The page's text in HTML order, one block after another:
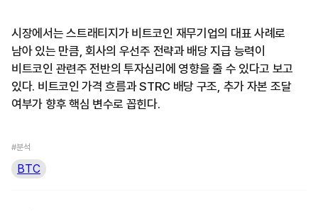
시장에서는 스트래티지가 비트코인 재무기업의 대표 사례로
남아 있는 만큼, 회사의 우선주 전략과 배당 지급 능력이
비트코인 관련주 전반의 투자심리에 영향을 줄 수 있다고 보고
있다. 비트코인 가격 흐름과 STRC 배당 구조, 추가 자본 조달
여부가 향후 핵심 변수로 꼽힌다.
#분석
BTC